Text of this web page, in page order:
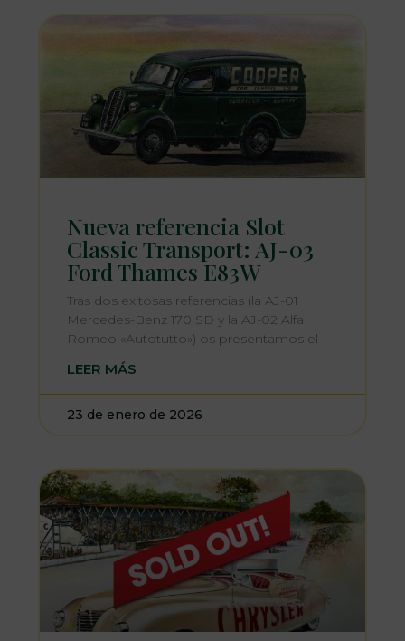
Nueva referencia Slot
Classic Transport: AJ-03
Ford Thames E83W
Tras dos exitosas referencias (la AJ-01
Mercedes-Benz 170 SD y la AJ-02 Alfa
Romeo «Autotutto») os presentamos el
LEER MÁS
23 de enero de 2026